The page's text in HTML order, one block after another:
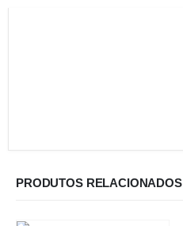
PRODUTOS RELACIONADOS